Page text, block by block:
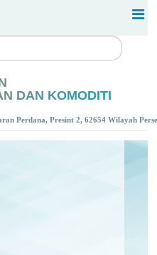
DAN KOMODITI
Perdana, Presint 2, 62654 Wilayah